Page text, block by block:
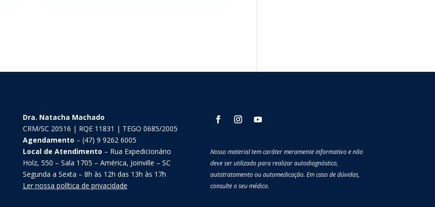
Dra. Natacha Machado
CRM/SC 20516 | RQE 11831 | TEGO 0685/2005
Agendamento – (47) 9 9262 6005
Local de Atendimento – Rua Expedicionário
Holz, 550 – Sala 1705 – América, Joinville – SC
Segunda a Sexta – 8h às 12h das 13h às 17h
Ler nossa política de privacidade
Nosso material tem caráter meramente informativo e não
deve ser utilizado para realizar autodiagnóstico,
autotratamento ou automedicação. Em caso de dúvidas,
consulte o seu médico.